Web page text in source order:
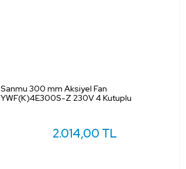
Sanmu 300 mm Aksiyel Fan
YWF(K)4E300S-Z 230V 4 Kutuplu
2.014,00 TL